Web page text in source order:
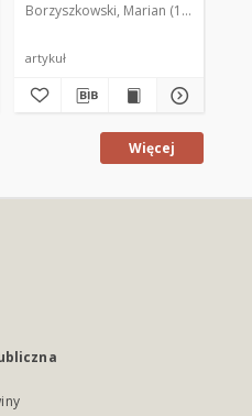
Borzyszkowski, Marian (1936-2001)
artykuł
Więcej